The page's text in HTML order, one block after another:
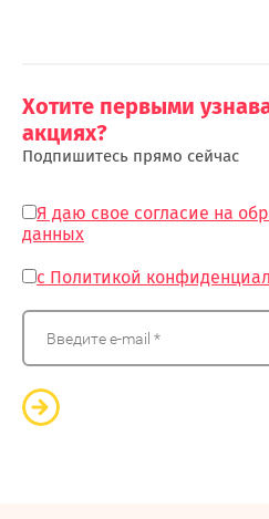
Хотите первыми
акциях?
Подпишитесь прямо сейчас
Я даю свое согласие на
данных
с Политикой